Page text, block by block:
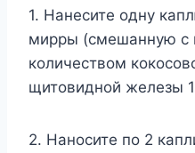
1. Нанесите одну
мирры (смешанную с
количеством
щитовидной железы
2. Наносите по 2